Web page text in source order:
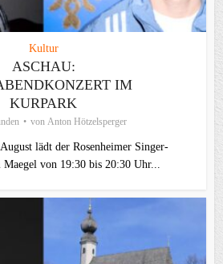
Kultur
ASCHAU:
IM
KURPARK
von Anton Hötzelsperger
lädt der Rosenheimer Singer-
von 19:30 bis 20:30 Uhr...